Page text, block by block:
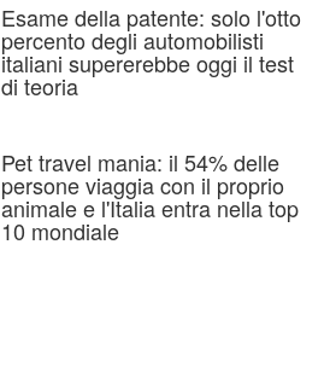
Esame della patente: solo l'otto
percento degli automobilisti
italiani supererebbe oggi il test
di teoria
Pet travel mania: il 54% delle
persone viaggia con il proprio
animale e l'Italia entra nella top
10 mondiale